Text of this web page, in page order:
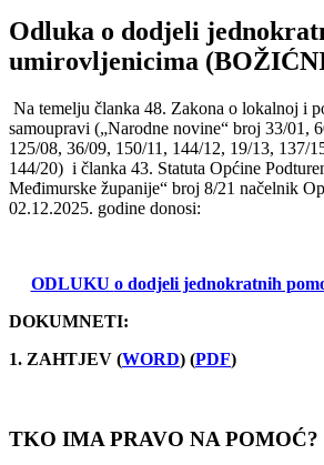
Odluka o dodjeli
umirovljenicima
Na temelju članka 48. Zakona o lokalnoj i
samoupravi („Narodne novine“ broj 33/01,
125/08, 36/09, 150/11, 144/12, 19/13, 137/
144/20) i članka 43. Statuta Općine
Međimurske županije“ broj 8/21 načelnik
02.12.2025. godine donosi:
ODLUKU o dodjeli jednokratnih
DOKUMNETI:
1. ZAHTJEV (WORD) (PDF)
TKO IMA PRAVO NA POMOĆ?